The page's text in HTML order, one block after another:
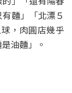
麵」「北漂５
，肉圓店幾乎
油麵」。